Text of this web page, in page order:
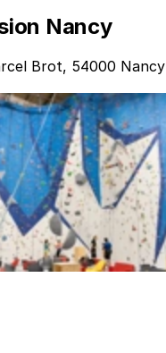
Nancy
Brot, 54000 Nancy